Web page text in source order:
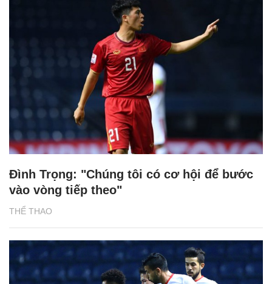
THỂ THAO
Đình Trọng: "Chúng tôi có cơ hội để bước
vào vòng tiếp theo"